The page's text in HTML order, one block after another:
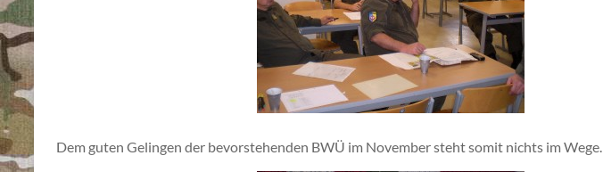
Dem guten Gelingen der bevorstehenden BWÜ im November steht somit nichts im Wege.